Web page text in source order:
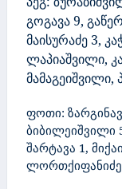
გოგავა 9,
მაისურაძე 3,
ლაპიაშვილი,
მამაგეიშვილი,
ფოთი:
ბიბილეიშვილი
შარტავა 1,
ლორთქიფანიძე